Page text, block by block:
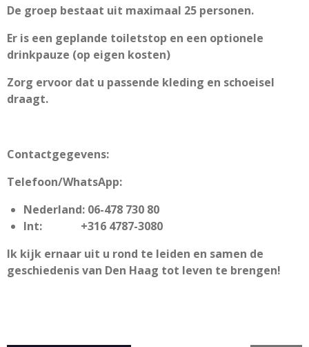
De groep bestaat uit maximaal 25 personen.
Er is een geplande toiletstop en een optionele
drinkpauze (op eigen kosten)
Zorg ervoor dat u passende kleding en schoeisel
draagt.
Contactgegevens:
Telefoon/WhatsApp:
Nederland: 06-478 730 80
Int: +316 4787-3080
Ik kijk ernaar uit u rond te leiden en samen de
geschiedenis van Den Haag tot leven te brengen!